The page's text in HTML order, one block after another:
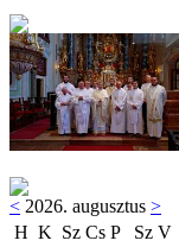
< 2026. augusztus >
H K Sz Cs P Sz V